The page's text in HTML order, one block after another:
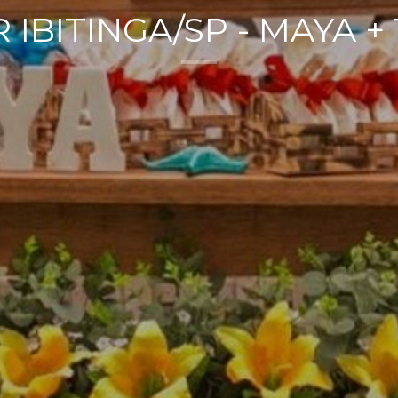
IBITINGA/SP - MAYA +